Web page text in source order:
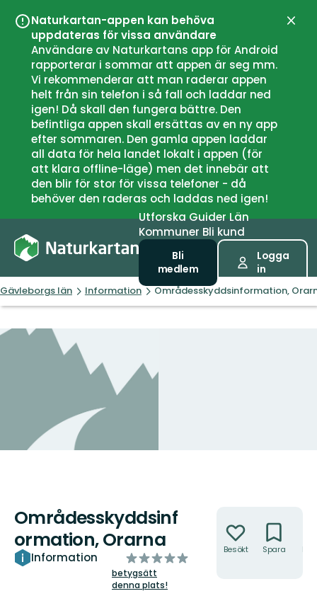
Naturkartan-appen kan behöva
uppdateras för vissa användare
Användare av Naturkartans app för Android
rapporterar i sommar att appen är seg mm.
Vi rekommenderar att man raderar appen
helt från sin telefon i så fall och laddar ned
igen! Då skall den fungera bättre. Den
befintliga appen skall ersättas av en ny app
efter sommaren. Den gamla appen laddar
all data för hela landet lokalt i appen (för
att klara offline-läge) men det innebär att
den blir för stor för vissa telefoner - då
behöver den raderas och laddas ned igen!
UtforskaGuiderLän
Kommuner Bli kund
Bli
medlem
Logga
in
Gävleborgs län Information Områdesskyddsinformation,
Områdesskyddsinf
ormation, Orarna
Information
av
5
stjärnor
betygsätt
denna plats!
Besökt Spara